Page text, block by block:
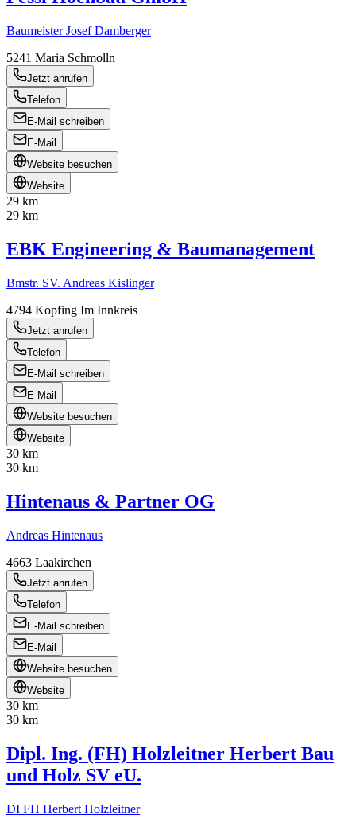
Baumeister Josef Damberger
5241 Maria Schmolln
Jetzt anrufen
Telefon
E-Mail schreiben
E-Mail
Website besuchen
Website
29 km
29 km
EBK Engineering & Baumanagement
Bmstr. SV. Andreas Kislinger
4794 Kopfing Im Innkreis
Jetzt anrufen
Telefon
E-Mail schreiben
E-Mail
Website besuchen
Website
30 km
30 km
Hintenaus & Partner OG
Andreas Hintenaus
4663 Laakirchen
Jetzt anrufen
Telefon
E-Mail schreiben
E-Mail
Website besuchen
Website
30 km
30 km
Dipl. Ing. (FH) Holzleitner Herbert Bau
und Holz SV eU.
DI FH Herbert Holzleitner